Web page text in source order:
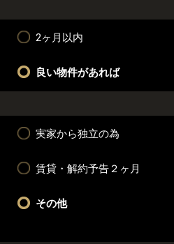
2ヶ月以内
良い物件があれば
実家から独立の為
賃貸・解約予告２ヶ月
その他